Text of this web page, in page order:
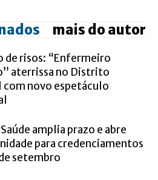
mais do autor
de risos: “Enfermeiro
aterrissa no Distrito
com novo espetáculo
amplia prazo e abre
para credenciamentos
setembro